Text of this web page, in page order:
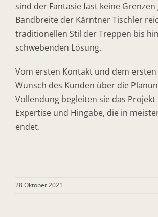
sind der Fantasie fast keine Grenzen
Bandbreite der Kärntner Tischler
traditionellen Stil der Treppen bis
schwebenden Lösung.
Vom ersten Kontakt und dem
Wunsch des Kunden über die
Vollendung begleiten sie das
Expertise und Hingabe, die in
endet.
28 Oktober 2021